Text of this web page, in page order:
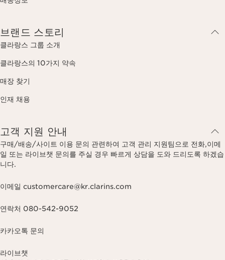
브랜드 스토리
클라랑스 그룹 소개
클라랑스의 10가지 약속
매장 찾기
인재 채용
고객 지원 안내
구매/배송/사이트 이용 문의 관련하여 고객 관리 지원팀으로 전화,이메
일 또는 라이브챗 문의를 주실 경우 빠르게 상담을 도와 드리도록 하겠습
니다.
이메일 customercare@kr.clarins.com
연락처 080-542-9052
카카오톡 문의
라이브챗